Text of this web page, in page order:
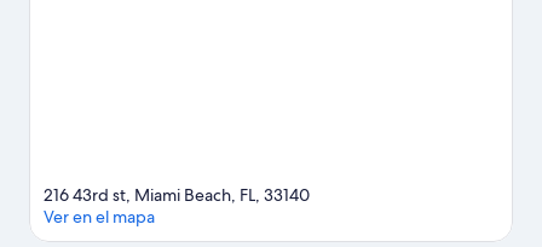
216 43rd st, Miami Beach, FL, 33140
Ver en el mapa